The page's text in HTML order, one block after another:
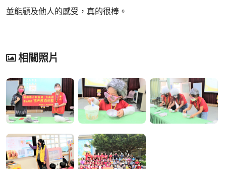
並能顧及他人的感受，真的很棒。
相關照片